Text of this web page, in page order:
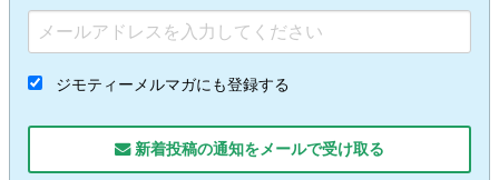
ジモティーメルマガにも登録する
新着投稿の通知をメールで受け取る